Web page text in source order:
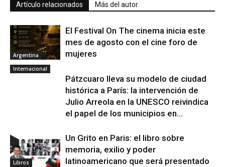
Artículo relacionados Más del autor
Argentina
El Festival On The cinema inicia este
mes de agosto con el cine foro de
mujeres
Internacional
Pátzcuaro lleva su modelo de ciudad
histórica a París: la intervención de
Julio Arreola en la UNESCO reivindica
el papel de los municipios en...
Libros
Un Grito en Paris: el libro sobre
memoria, exilio y poder
latinoamericano que será presentado